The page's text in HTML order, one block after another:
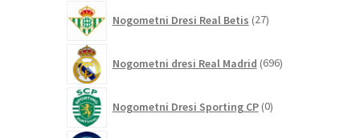
Nogometni Dresi Real Betis 27izdelkov
Nogometni dresi Real Madrid 696izdelkov
Nogometni Dresi Sporting CP 0izdelkov